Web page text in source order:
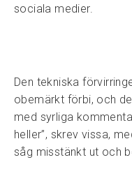
sociala medier.
Den tekniska
obemärkt förbi, och
med syrliga
heller”, skrev vissa,
såg misstänkt ut och